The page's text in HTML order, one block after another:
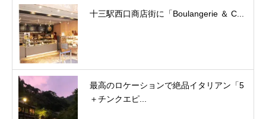
十三駅西口商店街に「Boulangerie ＆ C...
最高のロケーションで絶品イタリアン「5
＋チンクエピ...